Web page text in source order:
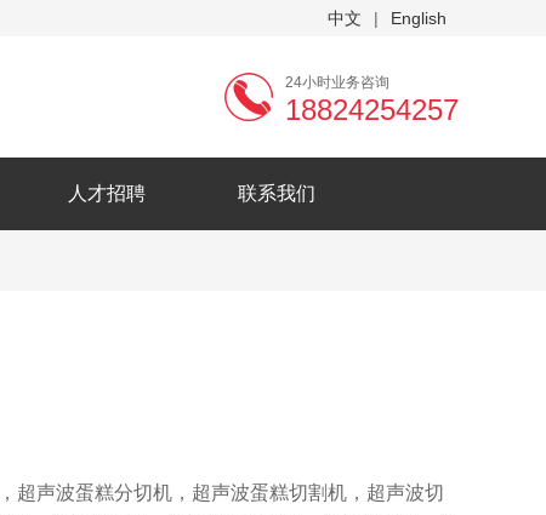
中文 | English
24小时业务咨询
18824254257
人才招聘 联系我们
声波蛋糕分切机，超声波蛋糕切割机，超声波切